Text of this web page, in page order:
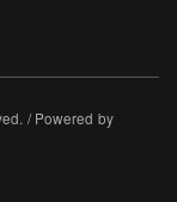
/ Powered by